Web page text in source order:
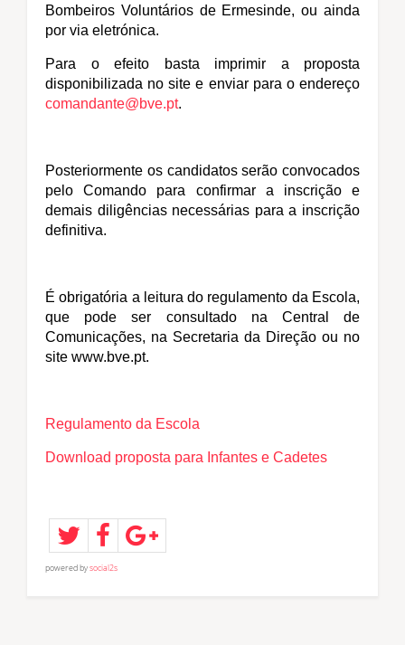
Bombeiros Voluntários de Ermesinde, ou ainda
por via eletrónica.
Para o efeito basta imprimir a proposta
disponibilizada no site e enviar para o endereço
comandante@bve.pt.
Posteriormente os candidatos serão convocados
pelo Comando para confirmar a inscrição e
demais diligências necessárias para a inscrição
definitiva.
É obrigatória a leitura do regulamento da Escola,
que pode ser consultado na Central de
Comunicações, na Secretaria da Direção ou no
site www.bve.pt.
Regulamento da Escola
Download proposta para Infantes e Cadetes
powered bysocial2s